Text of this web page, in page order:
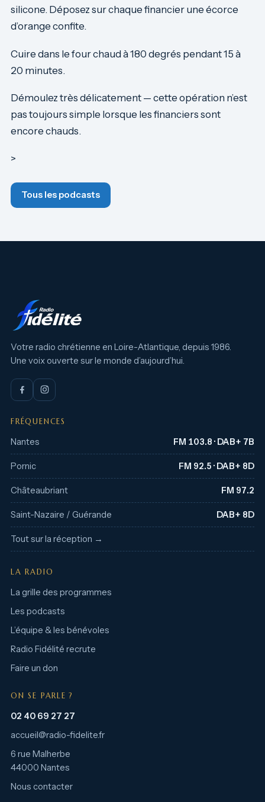
silicone. Déposez sur chaque financier une écorce
d’orange confite.
Cuire dans le four chaud à 180 degrés pendant 15 à
20 minutes.
Démoulez très délicatement — cette opération n’est
pas toujours simple lorsque les financiers sont
encore chauds.
>
Tous les podcasts
Votre radio chrétienne en Loire-Atlantique, depuis 1986.
Une voix ouverte sur le monde d’aujourd’hui.
FRÉQUENCES
Nantes FM 103.8 · DAB+ 7B
Pornic FM 92.5 · DAB+ 8D
Châteaubriant FM 97.2
Saint-Nazaire / Guérande DAB+ 8D
Tout sur la réception →
LA RADIO
La grille des programmes
Les podcasts
L’équipe & les bénévoles
Radio Fidélité recrute
Faire un don
ON SE PARLE ?
02 40 69 27 27
accueil@radio-fidelite.fr
6 rue Malherbe
44000 Nantes
Nous contacter